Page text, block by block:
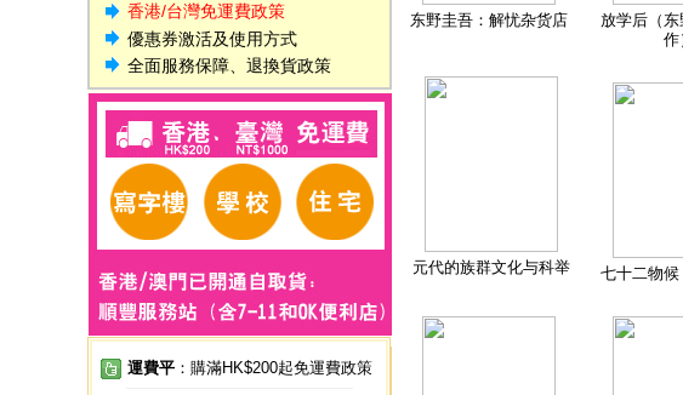
香港/台灣免運費政策
優惠券激活及使用方式
全面服務保障、退換貨政策
運費平 ：購滿HK$200起免運費政策
东野圭吾：解忧杂货店
放学后（东
作
元代的族群文化与科举 七十二物